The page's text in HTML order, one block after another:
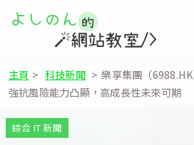
主頁 > 科技新聞 > 樂享集團（
強抗風險能力凸顯，高成長性未來可期
綜合 IT 新聞